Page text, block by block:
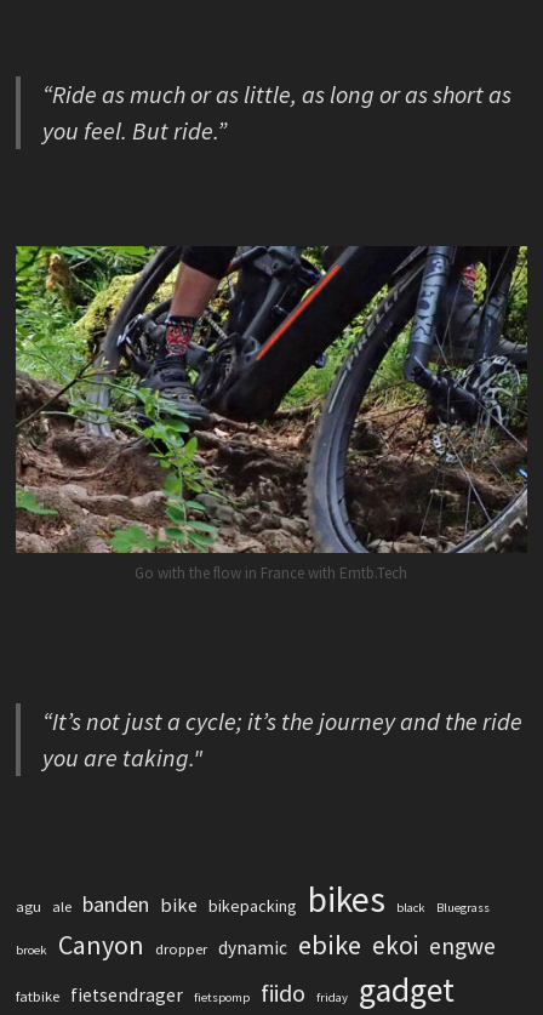
“Ride as much or as little, as long or as short as
you feel. But ride.”
Go with the flow in France with Emtb.Tech
“It’s not just a cycle; it’s the journey and the ride
you are taking."
agu ale banden bike bikepacking bikes black Bluegrass
broek Canyon dropper dynamic ebike ekoi engwe
fatbike fietsendrager fietspomp fiido friday gadget